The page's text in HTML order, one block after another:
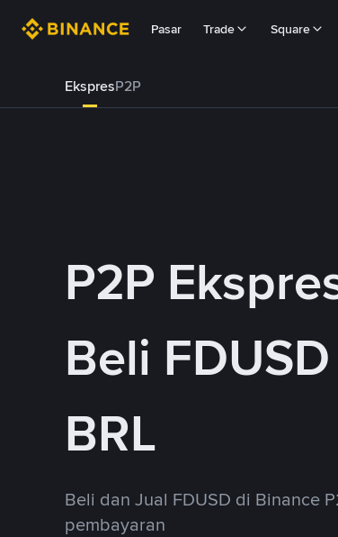
Pasar Trade Square
EkspresP2P
P2P
Beli
BRL
Beli dan Jual FDUSD di Binance
pembayaran